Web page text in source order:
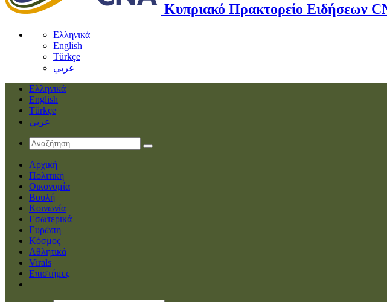
Κυπριακό Πρακτορείο Ειδήσεων
Ελληνικά
English
Türkçe
عربي
Ελληνικά
English
Türkçe
عربي
Αρχική
Πολιτική
Οικονομία
Βουλή
Κοινωνία
Εσωτερικά
Ευρώπη
Κόσμος
Αθλητικά
Virals
Επιστήμες